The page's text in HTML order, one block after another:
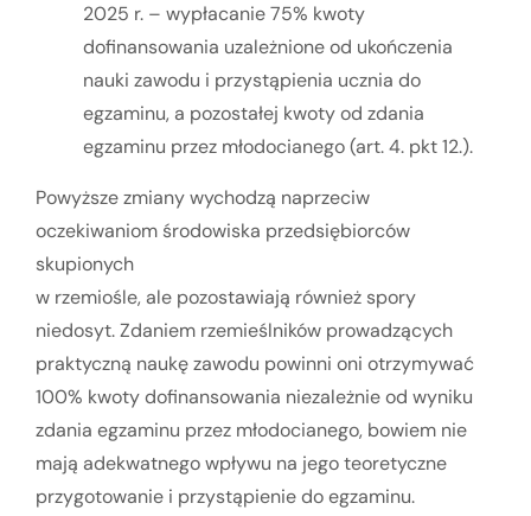
2025 r. – wypłacanie 75% kwoty
dofinansowania uzależnione od ukończenia
nauki zawodu i przystąpienia ucznia do
egzaminu, a pozostałej kwoty od zdania
egzaminu przez młodocianego (art. 4. pkt 12.).
Powyższe zmiany wychodzą naprzeciw
oczekiwaniom środowiska przedsiębiorców
skupionych
w rzemiośle, ale pozostawiają również spory
niedosyt. Zdaniem rzemieślników prowadzących
praktyczną naukę zawodu powinni oni otrzymywać
100% kwoty dofinansowania niezależnie od wyniku
zdania egzaminu przez młodocianego, bowiem nie
mają adekwatnego wpływu na jego teoretyczne
przygotowanie i przystąpienie do egzaminu.